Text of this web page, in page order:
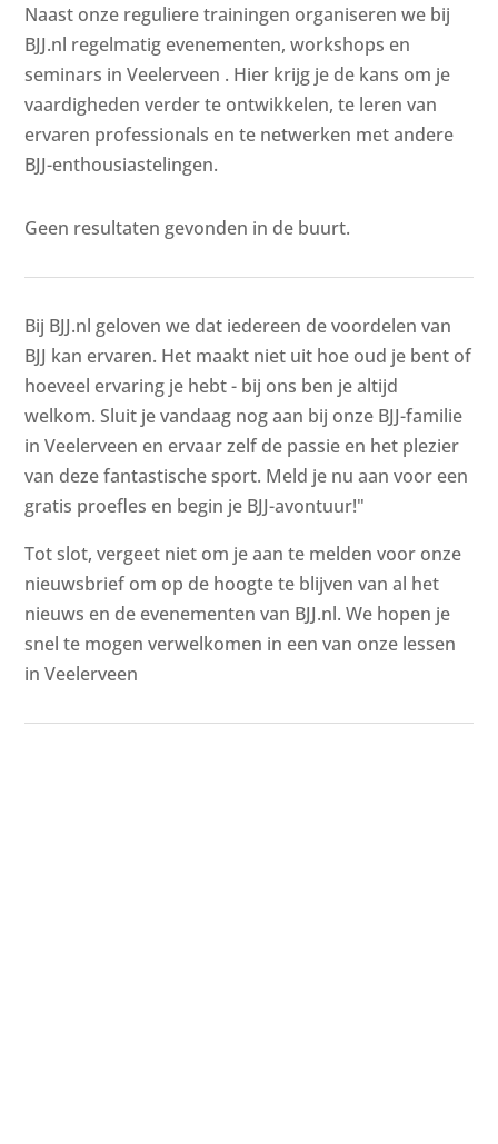
Naast onze reguliere trainingen organiseren we bij
BJJ.nl regelmatig evenementen, workshops en
seminars in Veelerveen . Hier krijg je de kans om je
vaardigheden verder te ontwikkelen, te leren van
ervaren professionals en te netwerken met andere
BJJ-enthousiastelingen.
Geen resultaten gevonden in de buurt.
Bij BJJ.nl geloven we dat iedereen de voordelen van
BJJ kan ervaren. Het maakt niet uit hoe oud je bent of
hoeveel ervaring je hebt - bij ons ben je altijd
welkom. Sluit je vandaag nog aan bij onze BJJ-familie
in Veelerveen en ervaar zelf de passie en het plezier
van deze fantastische sport. Meld je nu aan voor een
gratis proefles en begin je BJJ-avontuur!"
Tot slot, vergeet niet om je aan te melden voor onze
nieuwsbrief om op de hoogte te blijven van al het
nieuws en de evenementen van BJJ.nl. We hopen je
snel te mogen verwelkomen in een van onze lessen
in Veelerveen